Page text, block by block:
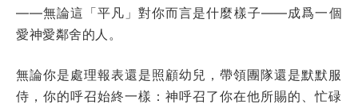
——無論這「平凡」對你而言是什麼樣子——成爲一個
愛神愛鄰舍的人。
無論你是處理報表還是照顧幼兒，帶領團隊還是默默服
侍，你的呼召始終一樣：神呼召了你在他所賜的、忙碌